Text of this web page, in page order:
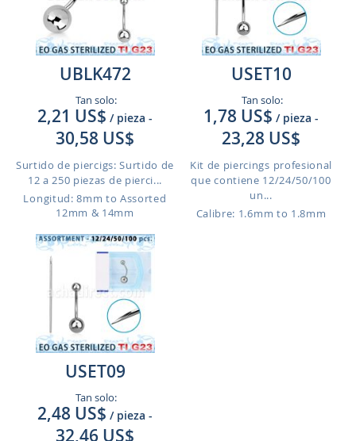
UBLK472
Tan solo:
2,21 US$ / pieza -
30,58 US$
Surtido de piercigs: Surtido de
12 a 250 piezas de pierci...
Longitud: 8mm to Assorted
12mm & 14mm
USET10
Tan solo:
1,78 US$ / pieza -
23,28 US$
Kit de piercings profesional
que contiene 12/24/50/100
un...
Calibre: 1.6mm to 1.8mm
USET09
Tan solo:
2,48 US$ / pieza -
32,46 US$